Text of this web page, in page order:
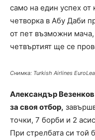
само на един успех от
четворка в Абу Даби
от пет възможни мача,
четвъртият ще се
Снимка: Turkish Airlines
Александър
за своя отбор,
точки, 7 борби и 2
При стрелбата си той